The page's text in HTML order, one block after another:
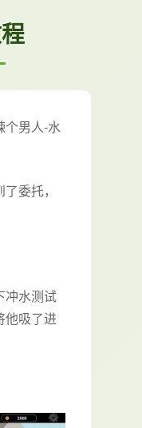
个男人-水
委托，
冲水测试
他吸了进